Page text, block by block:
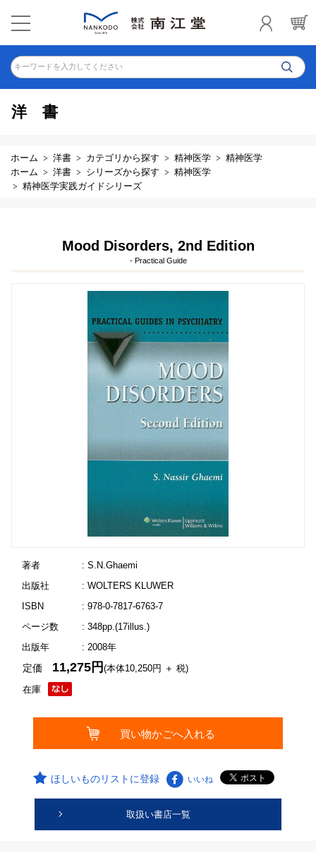
キーワードを入力してください
洋書
ホーム 洋書 カテゴリから探す 精神医学
精神医学
ホーム
洋書 シリーズから探す
精神医学
精神医学実践ガイドシリーズ
Mood Disorders, 2nd Edition
- Practical Guide
著者
: S.N.Ghaemi
出版社
: WOLTERS KLUWER
ISBN
: 978-0-7817-6763-7
ページ数
: 348pp.(17illus.)
出版年
: 2008年
在庫
定価 11,275円(本体10,250円 ＋ 税)
ほしいものリストに登録 いいね
取扱い書店一覧